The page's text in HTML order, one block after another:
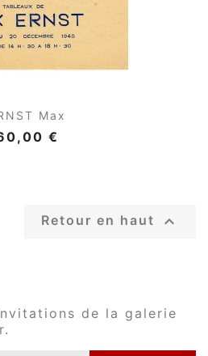
Max
€
Retour en haut 
de la galerie